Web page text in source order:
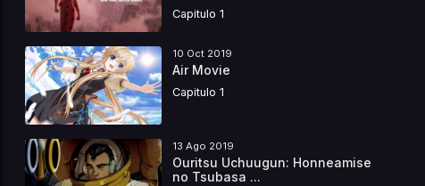
Capitulo 1
10 Oct 2019
Air Movie
Capitulo 1
13 Ago 2019
Ouritsu Uchuugun: Honneamise
no Tsubasa ...